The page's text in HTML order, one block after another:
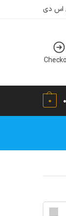
اس دی
۰ 0